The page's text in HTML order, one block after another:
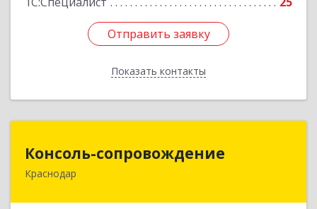
Отправить заявку
Показать контакты
Отправить заявку
Назад
Консоль-сопровождение
Краснодар350051, Краснодарский край, Краснодар г,